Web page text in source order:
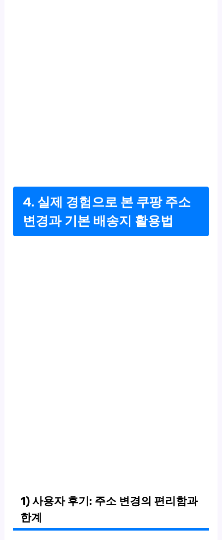
4. 실제 경험으로 본 쿠팡 주소
변경과 기본 배송지 활용법
1) 사용자 후기: 주소 변경의 편리함과
한계